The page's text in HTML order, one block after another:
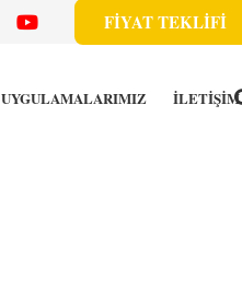
FİYAT TEKLİFİ
UYGULAMALARIMIZ İLETİŞİM